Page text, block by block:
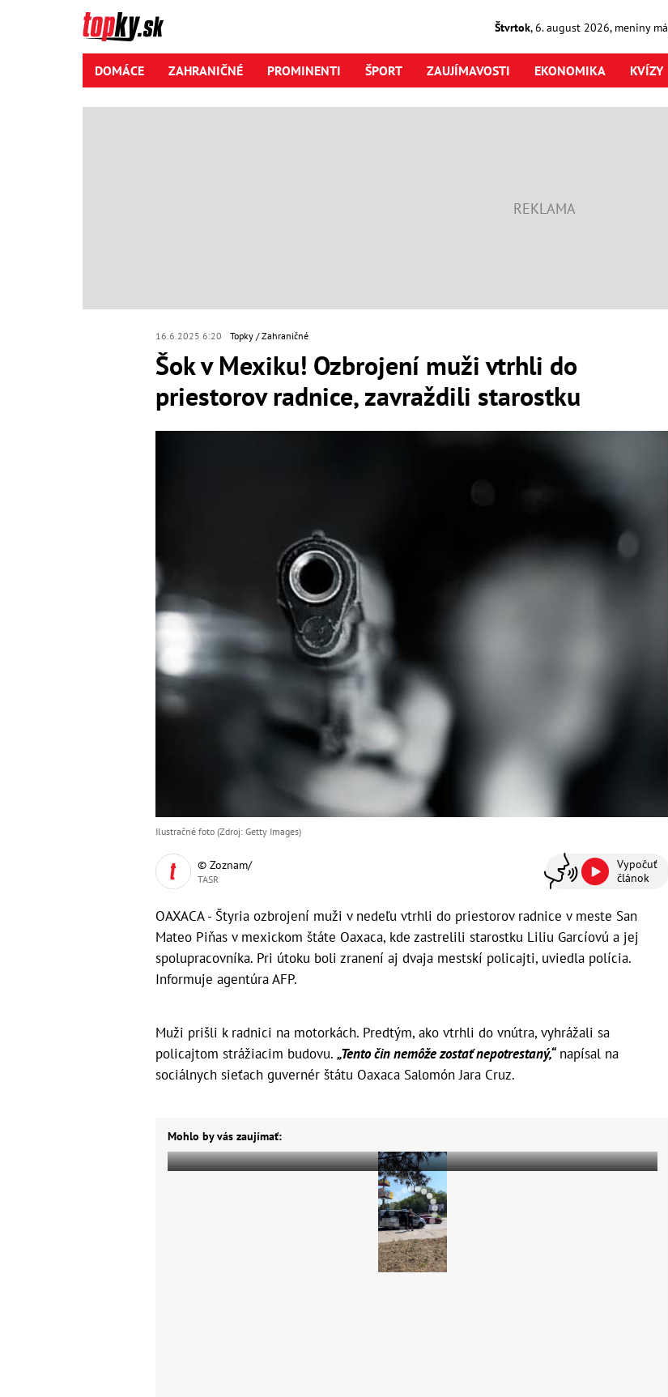
Štvrtok,6. august2026, meniny má
DOMÁCE ZAHRANIČNÉ PROMINENTI ŠPORT ZAUJÍMAVOSTI EKONOMIKA KVÍZY
16.6.2025 6:20 Topky Zahraničné
Šok v Mexiku! Ozbrojení muži vtrhli do
priestorov radnice, zavraždili starostku
Ilustračné foto (Zdroj: Getty Images)
© Zoznam/
TASR
Vypočuť
článok
OAXACA - Štyria ozbrojení muži v nedeľu vtrhli do priestorov radnice v meste San
Mateo Piňas v mexickom štáte Oaxaca, kde zastrelili starostku Liliu Garcíovú a jej
spolupracovníka. Pri útoku boli zranení aj dvaja mestskí policajti, uviedla polícia.
Informuje agentúra AFP.
Muži prišli k radnici na motorkách. Predtým, ako vtrhli do vnútra, vyhrážali sa
policajtom strážiacim budovu. „Tento čin nemôže zostať nepotrestaný,“napísal na
sociálnych sieťach guvernér štátu Oaxaca Salomón Jara Cruz.
Mohlo by vás zaujímať: